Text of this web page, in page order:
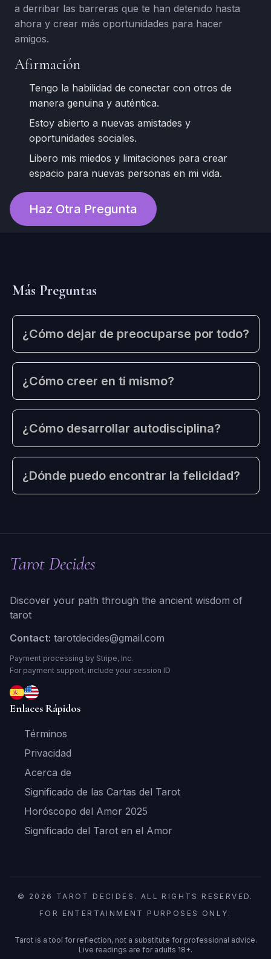
a derribar las barreras que te han detenido hasta
ahora y crear más oportunidades para hacer
amigos.
Afirmación
Tengo la habilidad de conectar con otros de
manera genuina y auténtica.
Estoy abierto a nuevas amistades y
oportunidades sociales.
Libero mis miedos y limitaciones para crear
espacio para nuevas personas en mi vida.
Haz Otra Pregunta
Más Preguntas
¿Cómo dejar de preocuparse por todo?
¿Cómo creer en ti mismo?
¿Cómo desarrollar autodisciplina?
¿Dónde puedo encontrar la felicidad?
Tarot Decides
Discover your path through the ancient wisdom of
tarot
Contact: tarotdecides@gmail.com
Payment processing by Stripe, Inc.
For payment support, include your session ID
Enlaces Rápidos
Términos
Privacidad
Acerca de
Significado de las Cartas del Tarot
Horóscopo del Amor 2025
Significado del Tarot en el Amor
© 2026 TAROT DECIDES. ALL RIGHTS RESERVED.
FOR ENTERTAINMENT PURPOSES ONLY.
Tarot is a tool for reflection, not a substitute for professional advice.
Live readings are for adults 18+.